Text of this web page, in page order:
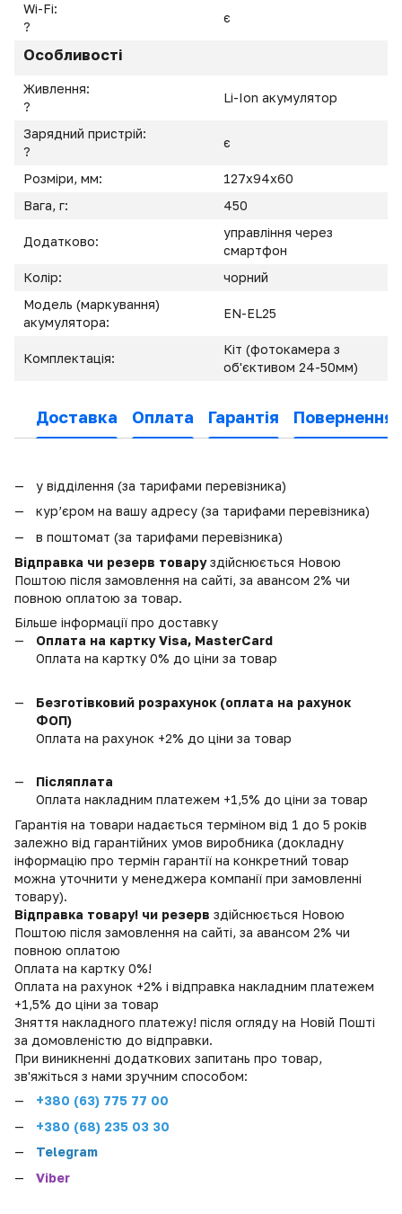
Wi-Fi:
?
є
Особливості
Живлення:
?
Li-Ion акумулятор
Зарядний пристрій:
?
є
Розміри, мм:
127x94x60
Вага, г:
450
Додатково:
управління через
смартфон
Колір:
чорний
Модель (маркування)
акумулятора:
EN-EL25
Комплектація:
Кіт (фотокамера з
об'єктивом 24-50мм)
Доставка Оплата Гарантія Повернення
у відділення (за тарифами перевізника)
кур’єром на вашу адресу (за тарифами перевізника)
в поштомат (за тарифами перевізника)
Відправка чи резерв товаруздійснюється Новою
Поштою після замовлення на сайті, за авансом 2% чи
повною оплатою за товар.
Більше інформації про доставку
Оплата на картку Visa, MasterCard
Оплата на картку 0% до ціни за товар
Безготівковий розрахунок (оплата на рахунок
ФОП)
Оплата на рахунок +2% до ціни за товар
Післяплата
Оплата накладним платежем +1,5% до ціни за товар
Гарантія на товари надається терміном від 1 до 5 років
залежно від гарантійних умов виробника (докладну
інформацію про термін гарантії на конкретний товар
можна уточнити у менеджера компанії при замовленні
товару).
Відправка товару! чи резерв здійснюється Новою
Поштою після замовлення на сайті, за авансом 2% чи
повною оплатою
Оплата на картку 0%!
Оплата на рахунок +2% і відправка накладним платежем
+1,5% до ціни за товар
Зняття накладного платежу! після огляду на Новій Пошті
за домовленістю до відправки.
При виникненні додаткових запитань про товар,
зв'яжіться з нами зручним способом:
+380 (63) 775 77 00
+380 (68) 235 03 30
Telegram
Viber